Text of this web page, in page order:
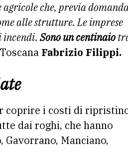
che, previa
alle strutture. Le imprese
incendi.Sono un centinaio
Fabrizio Filippi.
coprire i costi di
dai roghi, che hanno
Manciano,